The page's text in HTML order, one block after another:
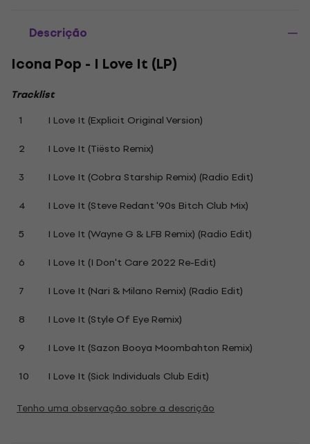
Descrição
Icona Pop - I Love It (LP)
Tracklist
1
I Love It (Explicit Original Version)
2
I Love It (Tiësto Remix)
3
I Love It (Cobra Starship Remix) (Radio Edit)
4
I Love It (Steve Redant '90s Bitch Club Mix)
5
I Love It (Wayne G & LFB Remix) (Radio Edit)
6
I Love It (I Don't Care 2022 Re-Edit)
7
I Love It (Nari & Milano Remix) (Radio Edit)
8
I Love It (Style Of Eye Remix)
9
I Love It (Sazon Booya Moombahton Remix)
10
I Love It (Sick Individuals Club Edit)
Tenho uma observação sobre a descrição